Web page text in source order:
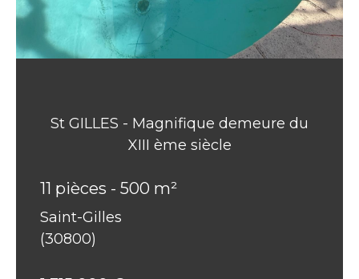
St GILLES - Magnifique demeure du
XIII ème siècle
11 pièces - 500 m²
Saint-Gilles
(30800)